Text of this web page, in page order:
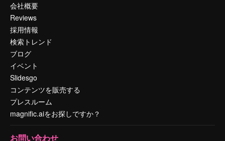
会社概要
Reviews
採用情報
検索トレンド
ブログ
イベント
Slidesgo
コンテンツを販売する
プレスルーム
magnific.aiをお探しですか？
お問い合わせ